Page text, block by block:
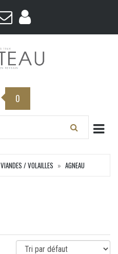
0
VIANDES / VOLAILLES AGNEAU